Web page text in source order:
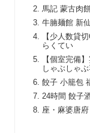
馬記 蒙古肉
牛腩麺館 新仙
【少人数貸
らくてい
【個室完備
しゃぶしゃ
餃子 小籠包
24時間 餃子
座・麻婆唐